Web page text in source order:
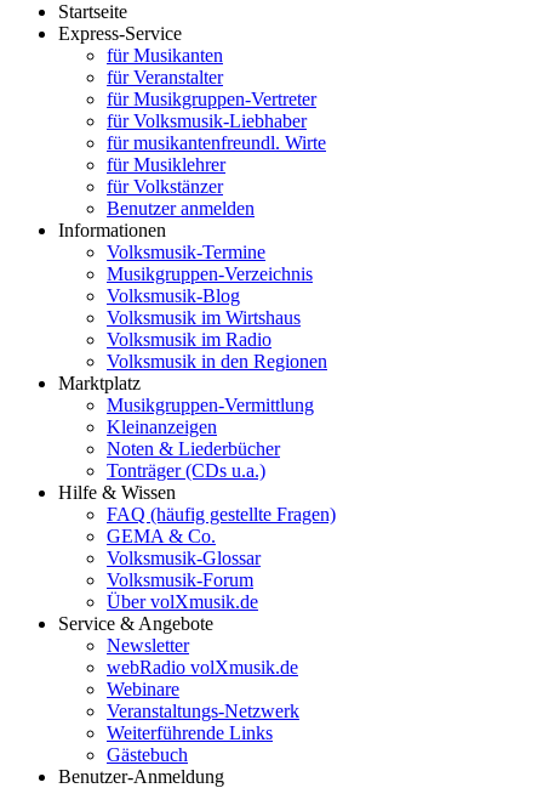
Startseite
Express-Service
für Musikanten
für Veranstalter
für Musikgruppen-Vertreter
für Volksmusik-Liebhaber
für musikantenfreundl. Wirte
für Musiklehrer
für Volkstänzer
Benutzer anmelden
Informationen
Volksmusik-Termine
Musikgruppen-Verzeichnis
Volksmusik-Blog
Volksmusik im Wirtshaus
Volksmusik im Radio
Volksmusik in den Regionen
Marktplatz
Musikgruppen-Vermittlung
Kleinanzeigen
Noten & Liederbücher
Tonträger (CDs u.a.)
Hilfe & Wissen
FAQ (häufig gestellte Fragen)
GEMA & Co.
Volksmusik-Glossar
Volksmusik-Forum
Über volXmusik.de
Service & Angebote
Newsletter
webRadio volXmusik.de
Webinare
Veranstaltungs-Netzwerk
Weiterführende Links
Gästebuch
Benutzer-Anmeldung